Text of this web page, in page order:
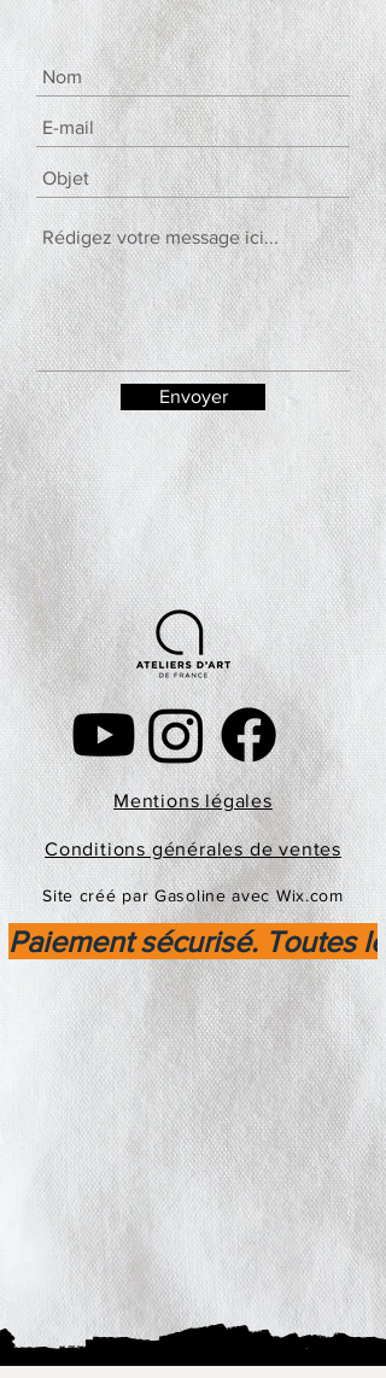
Envoyer
Mentions légales
Conditions générales de ventes
Site créé par Gasoline avec Wix.com
Paiement sécurisé. Toutes